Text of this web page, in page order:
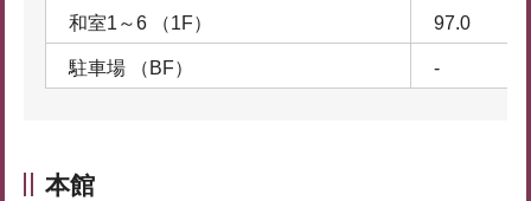
和室1～6 （1F） 97.0
駐車場 （BF） -
本館